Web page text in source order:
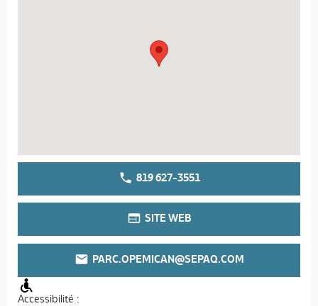
819 627-3551
SITE WEB
PARC.OPEMICAN@SEPAQ.COM
Accessibilité :